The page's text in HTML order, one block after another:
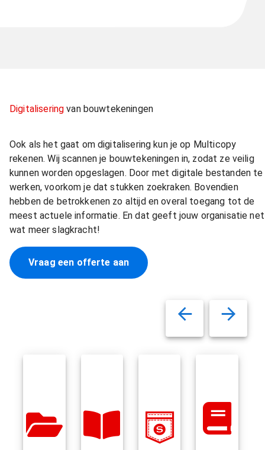
Digitalisering van bouwtekeningen
Ook als het gaat om digitalisering kun je op Multicopy
rekenen. Wij scannen je bouwtekeningen in, zodat ze veilig
kunnen worden opgeslagen. Door met digitale bestanden te
werken, voorkom je dat stukken zoekraken. Bovendien
hebben de betrokkenen zo altijd en overal toegang tot de
meest actuele informatie. En dat geeft jouw organisatie net
wat meer slagkracht!
Vraag een offerte aan